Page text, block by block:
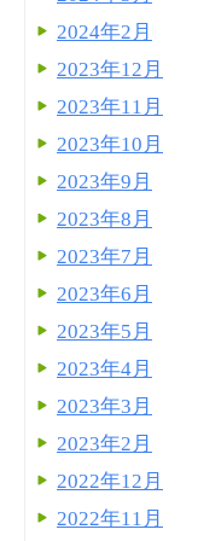
2024年2月
2023年12月
2023年11月
2023年10月
2023年9月
2023年8月
2023年7月
2023年6月
2023年5月
2023年4月
2023年3月
2023年2月
2022年12月
2022年11月